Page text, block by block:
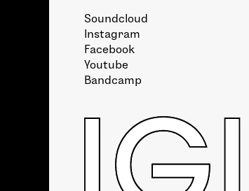
Soundcloud
Instagram
Facebook
Youtube
Bandcamp